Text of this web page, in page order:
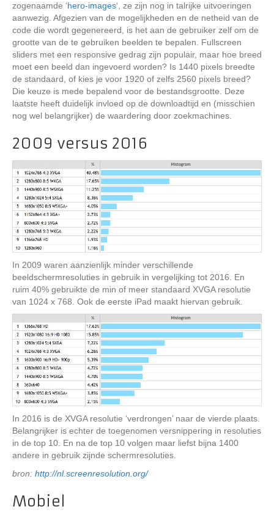
zogenaamde ‘hero-images‘, ze zijn nog in talrijke uitvoeringen
aanwezig. Afgezien van de mogelijkheden en de netheid van de
code die wordt gegenereerd, is het aan de gebruiker zelf om de
grootte van de te gebruiken beelden te bepalen. Fullscreen
sliders met een responsive gedrag zijn populair, maar hoe breed
moet een beeld dan ingevoerd worden? Is 1440 pixels breedte
de standaard, of kies je voor 1920 of zelfs 2560 pixels breed?
Die keuze is mede bepalend voor de bestandsgrootte. Deze
laatste heeft duidelijk invloed op de downloadtijd en (misschien
nog wel belangrijker) de waardering door zoekmachines.
2009 versus 2016
In 2009 waren aanzienlijk minder verschillende
beeldschermresoluties in gebruik in vergelijking tot 2016. En
ruim 40% gebruikte de min of meer standaard XVGA resolutie
van 1024 x 768. Ook de eerste iPad maakt hiervan gebruik.
In 2016 is de XVGA resolutie ‘verdrongen’ naar de vierde plaats.
Belangrijker is echter de toegenomen versnippering in resoluties
in de top 10. En na de top 10 volgen maar liefst bijna 1400
andere in gebruik zijnde schermresoluties.
bron: http://nl.screenresolution.org/
Mobiel